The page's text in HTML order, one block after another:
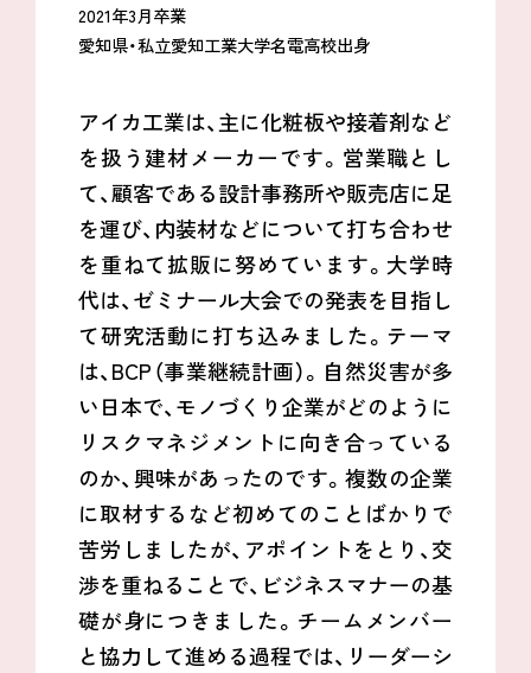
2021年3月卒業
愛知県・私立愛知工業大学名電高校出身
アイカ工業は、主に化粧板や接着剤など
を扱う建材メーカーです。営業職とし
て、顧客である設計事務所や販売店に足
を運び、内装材などについて打ち合わせ
を重ねて拡販に努めています。大学時
代は、ゼミナール大会での発表を目指し
て研究活動に打ち込みました。テーマ
は、BCP（事業継続計画）。自然災害が多
い日本で、モノづくり企業がどのように
リスクマネジメントに向き合っている
のか、興味があったのです。複数の企業
に取材するなど初めてのことばかりで
苦労しましたが、アポイントをとり、交
渉を重ねることで、ビジネスマナーの基
礎が身につきました。チームメンバー
と協力して進める過程では、リーダーシ